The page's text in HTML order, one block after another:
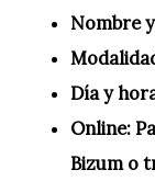
Nombre
Día y
Online:
Bizum o